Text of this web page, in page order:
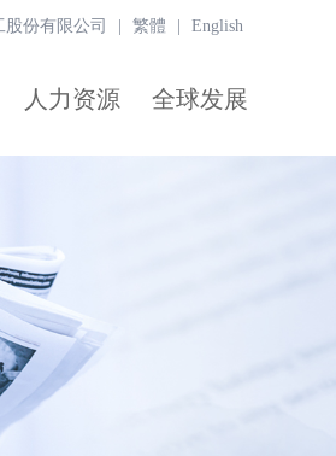
份有限公司 繁體 English
人力资源 全球发展